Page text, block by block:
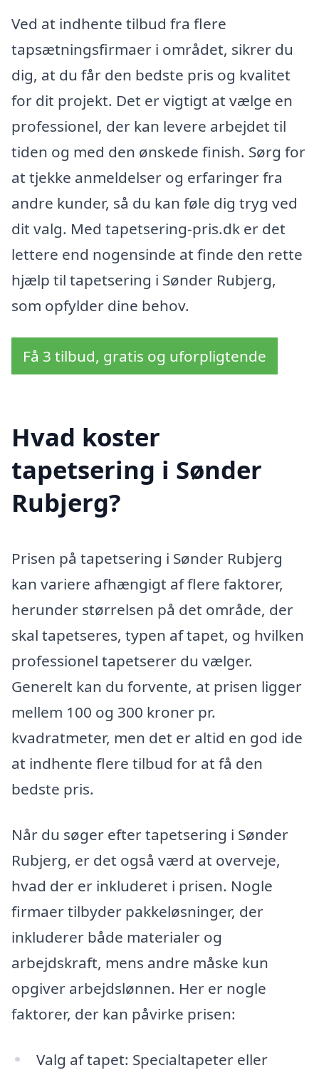
Ved at indhente tilbud fra flere
tapsætningsfirmaer i området, sikrer du
dig, at du får den bedste pris og kvalitet
for dit projekt. Det er vigtigt at vælge en
professionel, der kan levere arbejdet til
tiden og med den ønskede finish. Sørg for
at tjekke anmeldelser og erfaringer fra
andre kunder, så du kan føle dig tryg ved
dit valg. Med tapetsering-pris.dk er det
lettere end nogensinde at finde den rette
hjælp til tapetsering i Sønder Rubjerg,
som opfylder dine behov.
Få 3 tilbud, gratis og uforpligtende
Hvad koster
tapetsering i Sønder
Rubjerg?
Prisen på tapetsering i Sønder Rubjerg
kan variere afhængigt af flere faktorer,
herunder størrelsen på det område, der
skal tapetseres, typen af tapet, og hvilken
professionel tapetserer du vælger.
Generelt kan du forvente, at prisen ligger
mellem 100 og 300 kroner pr.
kvadratmeter, men det er altid en god ide
at indhente flere tilbud for at få den
bedste pris.
Når du søger efter tapetsering i Sønder
Rubjerg, er det også værd at overveje,
hvad der er inkluderet i prisen. Nogle
firmaer tilbyder pakkeløsninger, der
inkluderer både materialer og
arbejdskraft, mens andre måske kun
opgiver arbejdslønnen. Her er nogle
faktorer, der kan påvirke prisen:
Valg af tapet: Specialtapeter eller